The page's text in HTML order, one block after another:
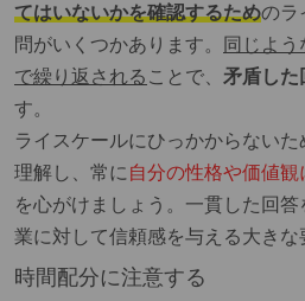
てはいないかを確認するためのラ
問がいくつかあります。
同じよ
で繰り返される ことで、 矛盾した
す。
ライスケールにひっかからない
理解し、常に 自分の性格や価値
を心がけましょう。一貫した回
業に対して信頼感を与える大きな
時間配分に注意する